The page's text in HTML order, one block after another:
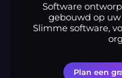
Software
gebouwd op uw
Slimme software,
Plan een